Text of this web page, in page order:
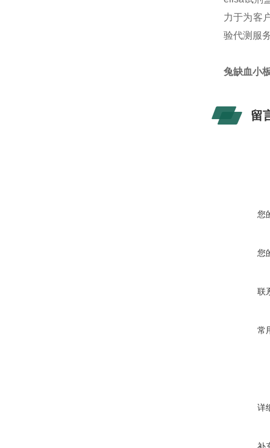
力于为客
验代测服
兔缺血小
留
您
您
联
常
详